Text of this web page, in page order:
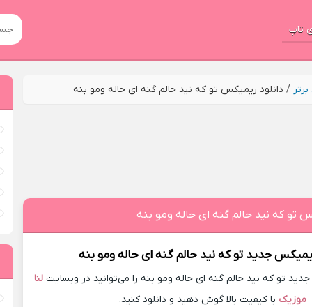
تاپ
/ دانلود ریمیکس تو که نید حالم گنه ای حاله ومو بنه
تو که نید حالم گنه ای حاله ومو بنه
ریمیکس جدید تو که نید حالم گنه ای حاله ومو بنه
تو که نید حالم گنه ای حاله ومو بنه را می‌توانید در وبسایت لنا
موزیک با کیفیت بالا گوش دهید و دانلود کنید.